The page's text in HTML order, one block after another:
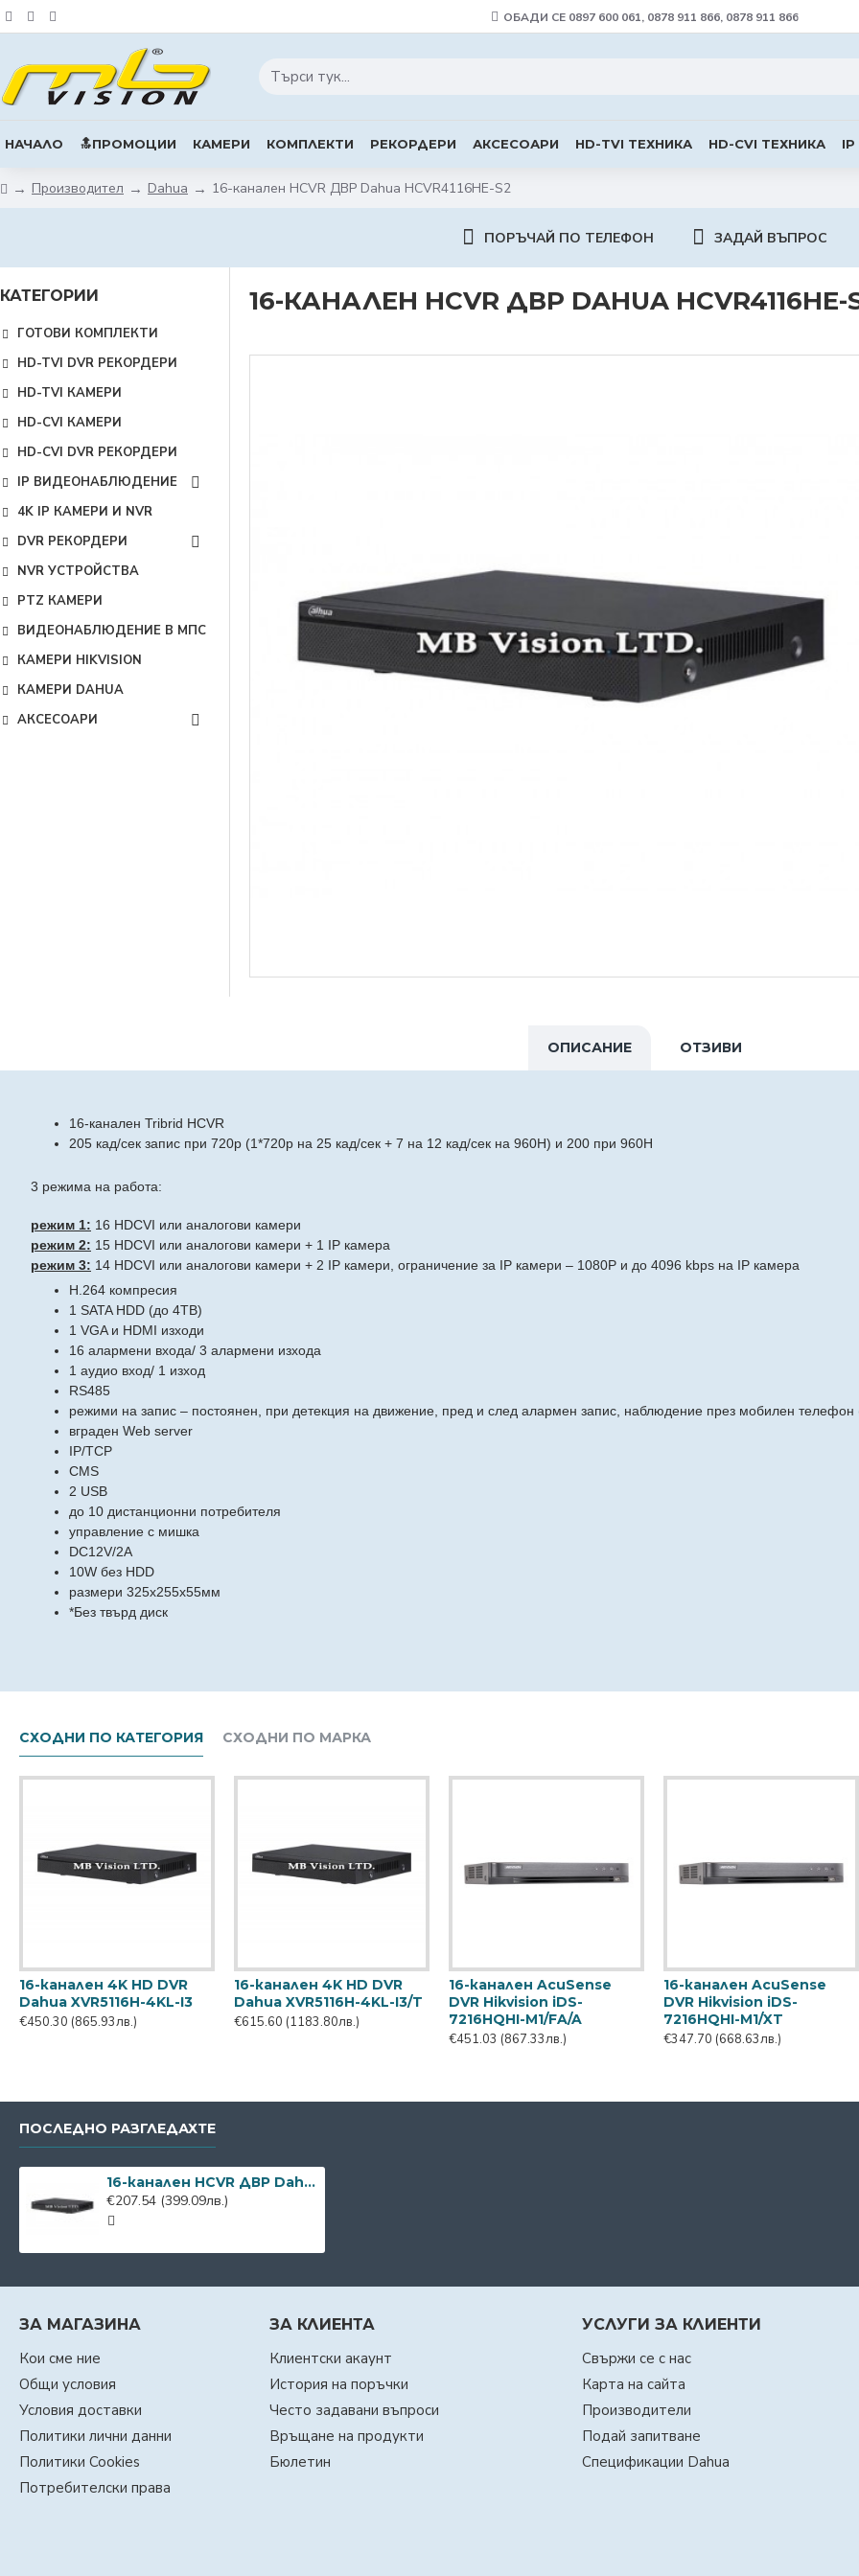
ОБАДИ СЕ 0897 600 061, 0878 911 866, 0878 911 866
НАЧАЛО 🔝ПРОМОЦИИ КАМЕРИ КОМПЛЕКТИ РЕКОРДЕРИ АКСЕСОАРИ HD-TVI ТЕХНИКА HD-CVI ТЕХНИКА
Производител Dahua 16-канален HCVR ДВР Dahua HCVR4116HЕ-S2
ПОРЪЧАЙ ПО ТЕЛЕФОН ЗАДАЙ ВЪПРОС
КАТЕГОРИИ
ГОТОВИ КОМПЛЕКТИ
HD-TVI DVR РЕКОРДЕРИ
HD-TVI КАМЕРИ
HD-CVI КАМЕРИ
HD-CVI DVR РЕКОРДЕРИ
IP ВИДЕОНАБЛЮДЕНИЕ
4K IP КАМЕРИ И NVR
DVR РЕКОРДЕРИ
NVR УСТРОЙСТВА
PTZ КАМЕРИ
ВИДЕОНАБЛЮДЕНИЕ В МПС
КАМЕРИ HIKVISION
КАМЕРИ DAHUA
АКСЕСОАРИ
16-КАНАЛЕН HCVR ДВР DAHUA HCVR4116HЕ-
ОПИСАНИЕ ОТЗИВИ
16-канален Tribrid HCVR
205 кад/сек запис при 720р (1*720p на 25 кад/сек + 7 на 12 кад/сек на 960H) и 200 при 960H
3 режима на работа:
режим 1: 16 HDCVI или аналогови камери
режим 2: 15 HDCVI или аналогови камери + 1 IP камера
режим 3: 14 HDCVI или аналогови камери + 2 IP камери, ограничение за IP камери – 1080P и до 4096 kbps на IP камера
H.264 компресия
1 SATA HDD (до 4TB)
1 VGA и HDMI изходи
16 алармени входа/ 3 алармени изхода
1 аудио вход/ 1 изход
RS485
режими на запис – постоянен, при детекция на движение, пред и след алармен запис, наблюдение през мобилен телефон
вграден Web server
IP/TCP
CMS
2 USB
до 10 дистанционни потребителя
управление с мишка
DC12V/2A
10W без HDD
размери 325х255х55мм
*Без твърд диск
СХОДНИ ПО КАТЕГОРИЯ СХОДНИ ПО МАРКА
16-канален 4K HD DVR
Dahua XVR5116H-4KL-I3
€450.30 (865.93лв.)
16-канален 4K HD DVR
Dahua XVR5116H-4KL-I3/T
€615.60 (1183.80лв.)
16-канален AcuSense
DVR Hikvision iDS-
7216HQHI-M1/FA/A
€451.03 (867.33лв.)
16-канален AcuSense
DVR Hikvision iDS-
7216HQHI-M1/XT
€347.70 (668.63лв.)
ПОСЛЕДНО РАЗГЛЕДАХТЕ
16-канален HCVR ДВР Dahua HCVR4116HЕ-S2
€207.54 (399.09лв.)
ЗА МАГАЗИНА
Кои сме ние
Общи условия
Условия доставки
Политики лични данни
Политики Cookies
Потребителски права
ЗА КЛИЕНТА
Клиентски акаунт
История на поръчки
Често задавани въпроси
Връщане на продукти
Бюлетин
УСЛУГИ ЗА КЛИЕНТИ
Свържи се с нас
Карта на сайта
Производители
Подай запитване
Спецификации Dahua